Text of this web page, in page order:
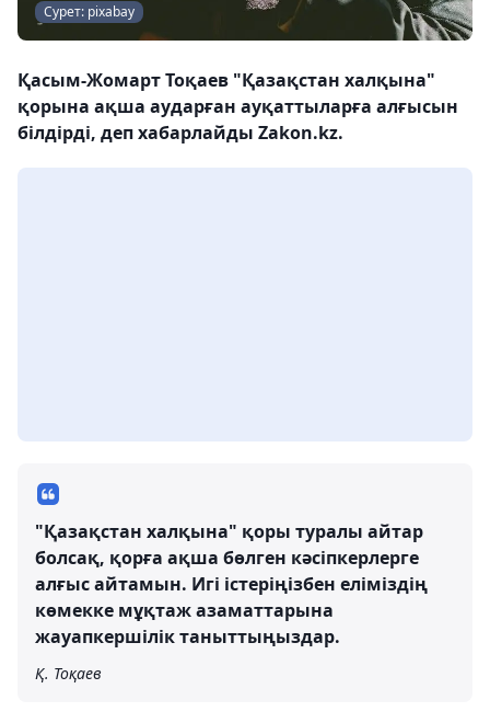
Сурет: pixabay
Қасым-Жомарт Тоқаев "Қазақстан халқына"
қорына ақша аударған ауқаттыларға алғысын
білдірді, деп хабарлайды Zakon.kz.
"Қазақстан халқына" қоры туралы айтар
болсақ, қорға ақша бөлген кәсіпкерлерге
алғыс айтамын. Игі істеріңізбен еліміздің
көмекке мұқтаж азаматтарына
жауапкершілік таныттыңыздар.
Қ. Тоқаев